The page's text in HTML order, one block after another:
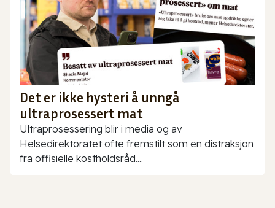
Det er ikke hysteri å unngå
ultraprosessert mat
Ultraprosessering blir i media og av
Helsedirektoratet ofte fremstilt som en distraksjon
fra offisielle kostholdsråd....